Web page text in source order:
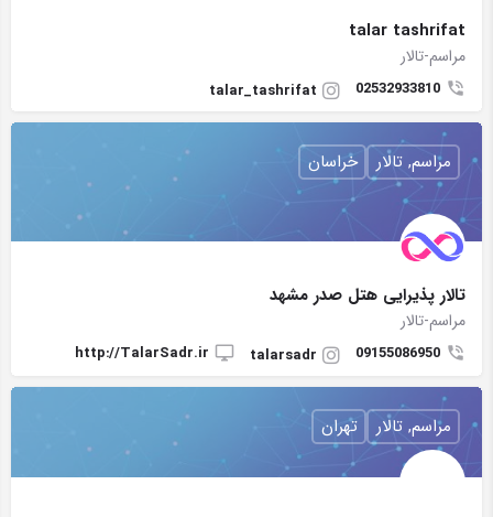
talar tashrifat
مراسم-تالار
02532933810
talar_tashrifat
تالار پذیرایی هتل صدر مشهد
مراسم-تالار
09155086950
talarsadr
http://TalarSadr.ir
مراسم, تالار خراسان
مراسم, تالار تهران